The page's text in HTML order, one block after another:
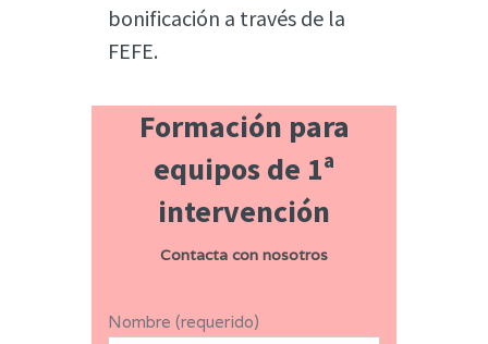
bonificación a través de la
FEFE.
Formación para
equipos de 1ª
intervención
Contacta con nosotros
Nombre (requerido)